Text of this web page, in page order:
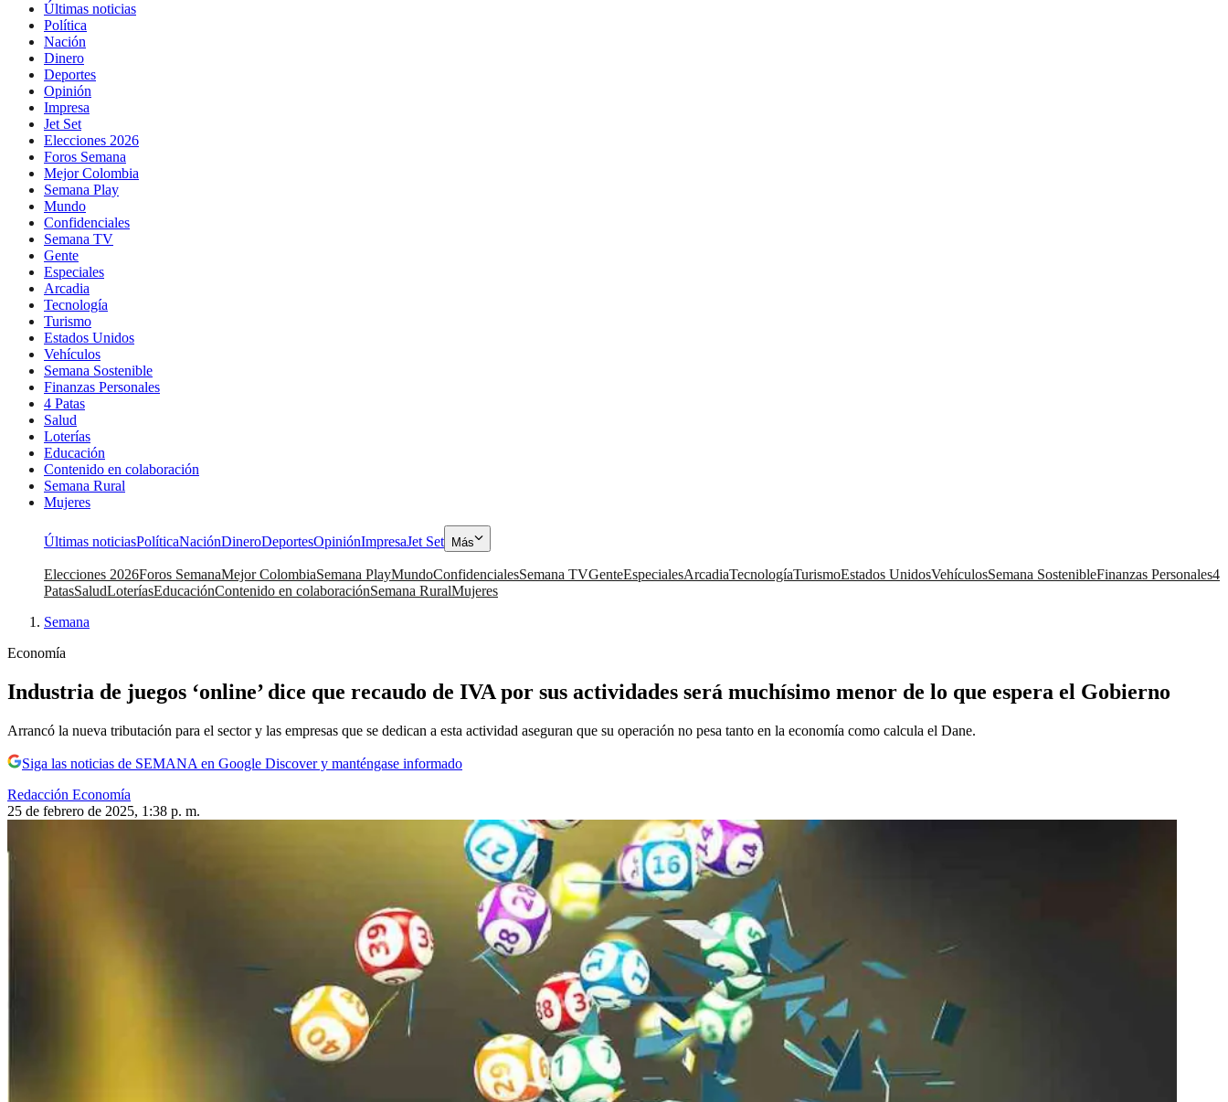
Últimas noticias
Política
Nación
Dinero
Deportes
Opinión
Impresa
Jet Set
Elecciones 2026
Foros Semana
Mejor Colombia
Semana Play
Mundo
Confidenciales
Semana TV
Gente
Especiales
Arcadia
Tecnología
Turismo
Estados Unidos
Vehículos
Semana Sostenible
Finanzas Personales
4 Patas
Salud
Loterías
Educación
Contenido en colaboración
Semana Rural
Mujeres
Últimas noticiasPolíticaNaciónDineroDeportesOpiniónImpresaJet Set Más
Elecciones 2026Foros SemanaMejor ColombiaSemana PlayMundoConfidencialesSemana TVGenteEspecialesArcadiaTecnologíaTurismoEstados UnidosVehículosSemana SostenibleFinanzas Personales4
PatasSaludLoteríasEducaciónContenido en colaboraciónSemana RuralMujeres
Semana
Economía
Industria de juegos ‘online’ dice que recaudo de IVA por sus actividades será muchísimo menor de lo que espera el Gobierno
Arrancó la nueva tributación para el sector y las empresas que se dedican a esta actividad aseguran que su operación no pesa tanto en la economía como calcula el Dane.
Siga las noticias de SEMANA en Google Discover y manténgase informado
Redacción Economía
25 de febrero de 2025, 1:38 p. m.